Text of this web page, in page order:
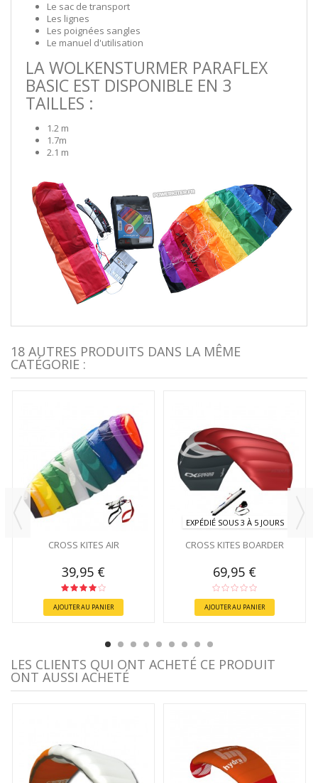
Le sac de transport
Les lignes
Les poignées sangles
Le manuel d'utilisation
LA WOLKENSTURMER PARAFLEX
BASIC EST DISPONIBLE EN 3
TAILLES :
1.2 m
1.7m
2.1 m
18 AUTRES PRODUITS DANS LA MÊME
CATÉGORIE :
CROSS KITES AIR
39,95 €
AJOUTER AU PANIER
EXPÉDIÉ SOUS 3 À 5 JOURS
CROSS KITES BOARDER
69,95 €
AJOUTER AU PANIER
LES CLIENTS QUI ONT ACHETÉ CE PRODUIT
ONT AUSSI ACHETÉ